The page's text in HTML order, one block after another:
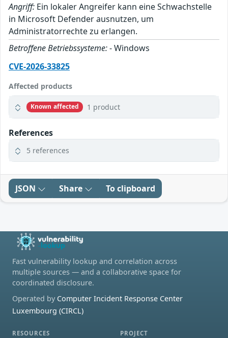
Angriff: Ein lokaler Angreifer kann eine Schwachstelle
in Microsoft Defender ausnutzen, um
Administratorrechte zu erlangen.
Betroffene Betriebssysteme:- Windows
CVE-2026-33825
Affected products
Known affected 1 product
References
5 references
JSON Share To clipboard
Fast vulnerability lookup and correlation across
multiple sources — and a collaborative space for
coordinated disclosure.
Operated by Computer Incident Response Center
Luxembourg (CIRCL)
RESOURCES PROJECT